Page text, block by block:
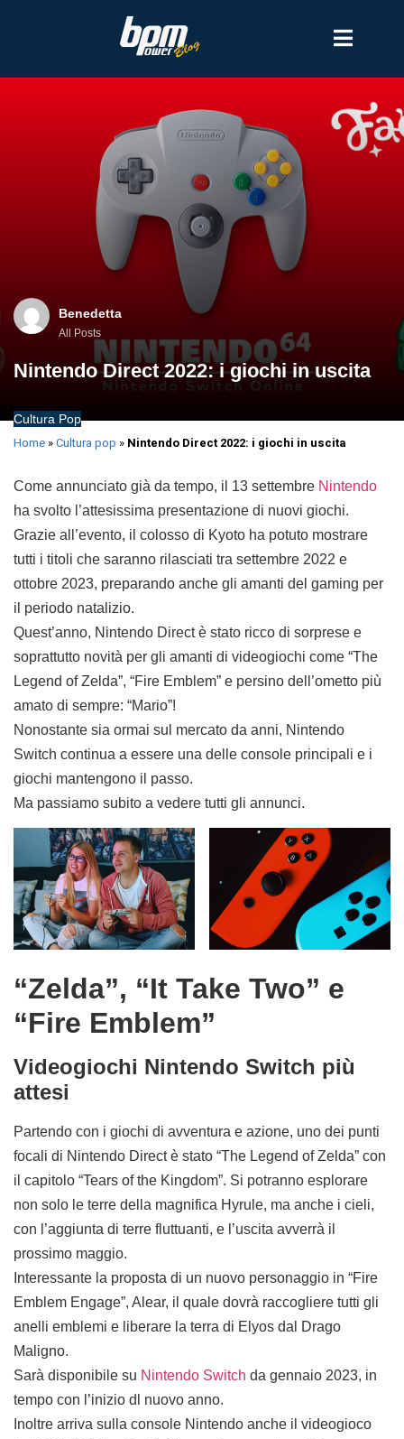
Benedetta
All Posts
Nintendo Direct 2022: i giochi in uscita
Cultura Pop
Home»Cultura pop » Nintendo Direct 2022: i giochi in uscita
Come annunciato già da tempo, il 13 settembre Nintendo
ha svolto l’attesissima presentazione di nuovi giochi.
Grazie all’evento, il colosso di Kyoto ha potuto mostrare
tutti i titoli che saranno rilasciati tra settembre 2022 e
ottobre 2023, preparando anche gli amanti del gaming per
il periodo natalizio.
Quest’anno, Nintendo Direct è stato ricco di sorprese e
soprattutto novità per gli amanti di videogiochi come “The
Legend of Zelda”, “Fire Emblem” e persino dell’ometto più
amato di sempre: “Mario”!
Nonostante sia ormai sul mercato da anni, Nintendo
Switch continua a essere una delle console principali e i
giochi mantengono il passo.
Ma passiamo subito a vedere tutti gli annunci.
“Zelda”, “It Take Two” e
“Fire Emblem”
Videogiochi Nintendo Switch più
attesi
Partendo con i giochi di avventura e azione, uno dei punti
focali di Nintendo Direct è stato “The Legend of Zelda” con
il capitolo “Tears of the Kingdom”. Si potranno esplorare
non solo le terre della magnifica Hyrule, ma anche i cieli,
con l’aggiunta di terre fluttuanti, e l’uscita avverrà il
prossimo maggio.
Interessante la proposta di un nuovo personaggio in “Fire
Emblem Engage”, Alear, il quale dovrà raccogliere tutti gli
anelli emblemi e liberare la terra di Elyos dal Drago
Maligno.
Sarà disponibile su Nintendo Switch da gennaio 2023, in
tempo con l’inizio dl nuovo anno.
Inoltre arriva sulla console Nintendo anche il videogioco